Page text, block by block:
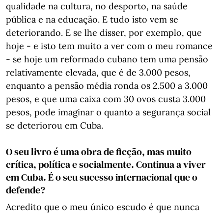
qualidade na cultura, no desporto, na saúde
pública e na educação. E tudo isto vem se
deteriorando. E se lhe disser, por exemplo, que
hoje - e isto tem muito a ver com o meu romance
- se hoje um reformado cubano tem uma pensão
relativamente elevada, que é de 3.000 pesos,
enquanto a pensão média ronda os 2.500 a 3.000
pesos, e que uma caixa com 30 ovos custa 3.000
pesos, pode imaginar o quanto a segurança social
se deteriorou em Cuba.
O seu livro é uma obra de ficção, mas muito
crítica, política e socialmente. Continua a viver
em Cuba. É o seu sucesso internacional que o
defende?
Acredito que o meu único escudo é que nunca